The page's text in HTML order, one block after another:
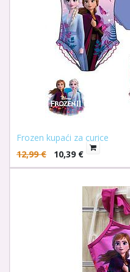
Frozen kupaći za curice
12,99€ 10,39 €